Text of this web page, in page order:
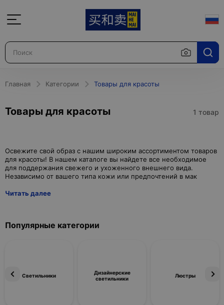
Главная Категории Товары для красоты
Товары для красоты 1 товар
Освежите свой образ с нашим широким ассортиментом товаров
для красоты! В нашем каталоге вы найдете все необходимое
для поддержания свежего и ухоженного внешнего вида.
Читать далее
Популярные категории
Светильники
Дизайнерские
светильники
Люстры